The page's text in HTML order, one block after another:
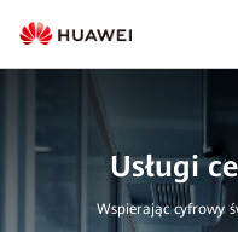
Usługi
Wspierając cyfrowy